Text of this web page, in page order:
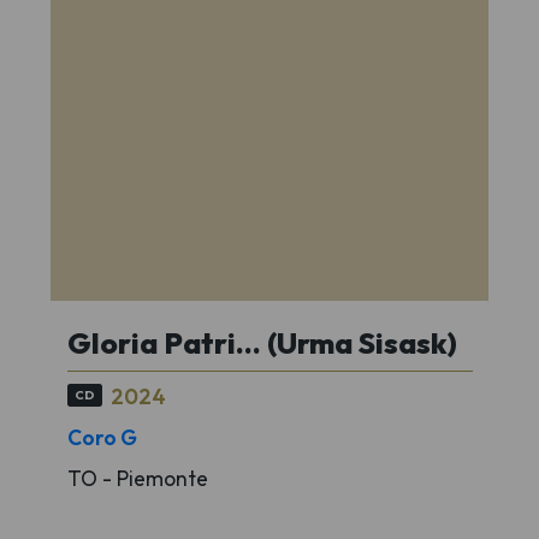
Gloria Patri... (Urma Sisask)
CD
2024
Coro G
TO - Piemonte